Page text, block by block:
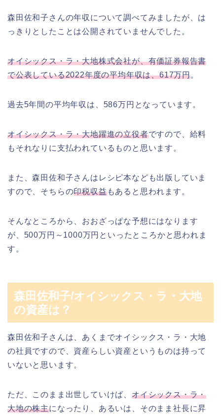
森田佐和子さんの年収について調べてみましたが、は
っきりとしたことは公開されていませんでした。
オイシックス・ラ・大地株式会社が、有価証券報告書
で公表している2022年度の平均年収は、617万円。
過去5年間の平均年収は、586万円となっています。
オイシックス・ラ・大地躍進の立役者ですので、給料
もそれなりに支払われているものと思います。
また、森田佐和子さんはレシピ本なども出版していま
すので、そちらの印税収益もあると思われます。
そんなところから、おおざっぱな予想にはなります
が、500万円～1000万円といったところかと思われま
す。
森田佐和子/オイシックス・ラ・大地
の資産は？
森田佐和子さんは、あくまでオイシックス・ラ・大地
の社員ですので、資産らしい資産というものは持って
いないと思います。
ただ、このまま出世していけば、オイシックス・ラ・
大地の株主になったり、あるいは、そのまま社長に昇